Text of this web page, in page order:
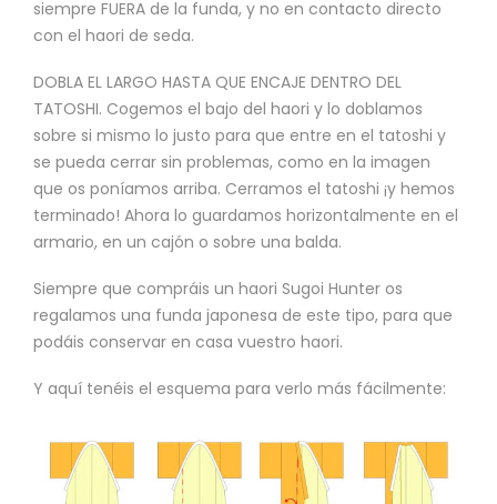
siempre FUERA de la funda, y no en contacto directo
con el haori de seda.
DOBLA EL LARGO HASTA QUE ENCAJE DENTRO DEL
TATOSHI. Cogemos el bajo del haori y lo doblamos
sobre si mismo lo justo para que entre en el tatoshi y
se pueda cerrar sin problemas, como en la imagen
que os poníamos arriba. Cerramos el tatoshi ¡y hemos
terminado! Ahora lo guardamos horizontalmente en el
armario, en un cajón o sobre una balda.
Siempre que compráis un haori Sugoi Hunter os
regalamos una funda japonesa de este tipo, para que
podáis conservar en casa vuestro haori.
Y aquí tenéis el esquema para verlo más fácilmente: